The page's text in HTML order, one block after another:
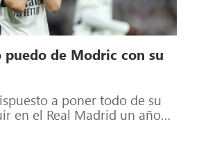
puedo de Modric con su
a poner todo de su
en el Real Madrid un año